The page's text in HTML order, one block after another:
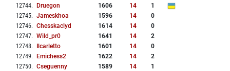
12744. Druegon 1606 14
1
12745. Jameskhoa 1596 14
0
12746. Chesskaclyd 1614 14
0
12747. Wild_pr0 1641 14
2
12748. Ilcarletto 1601 14
0
12749. Emichess2 1622 14
2
12750. Cseguenny 1589 14 1